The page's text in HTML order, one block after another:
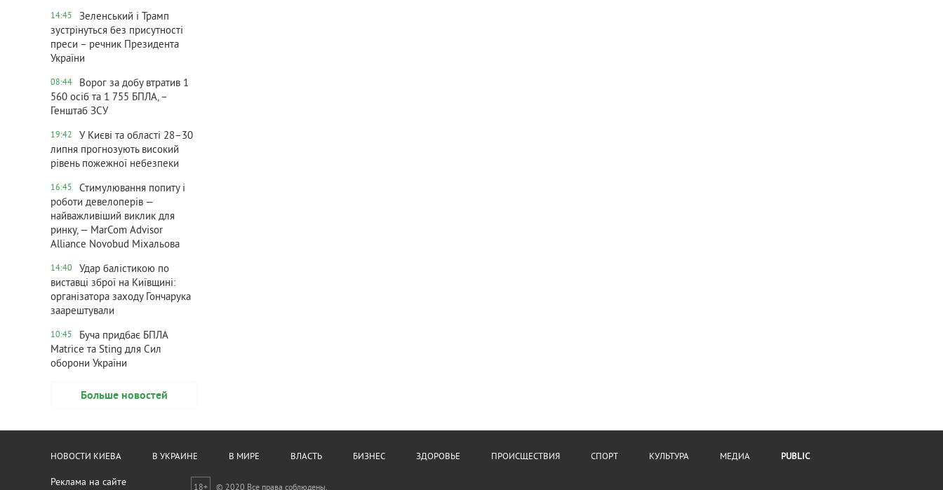
14:45
Зеленський і Трамп
зустрінуться без присутності
преси – речник Президента
України
08:44
Ворог за добу втратив 1
560 осіб та 1 755 БПЛА, –
Генштаб ЗСУ
19:42
У Києві та області 28–30
липня прогнозують високий
рівень пожежної небезпеки
16:45
Стимулювання попиту і
роботи девелоперів —
найважливіший виклик для
ринку, — MarCom Advisor
Alliance Novobud Міхальова
14:40
Удар балістикою по
виставці зброї на Київщині:
організатора заходу Гончарука
заарештували
10:45
Буча придбає БПЛА
Matrice та Sting для Сил
оборони України
Больше новостей
НОВОСТИ КИЕВА В УКРАИНЕ В МИРЕ ВЛАСТЬ БИЗНЕС ЗДОРОВЬЕ ПРОИСЩЕСТВИЯ СПОРТ КУЛЬТУРА МЕДИА PUBLIC
Реклама на сайте